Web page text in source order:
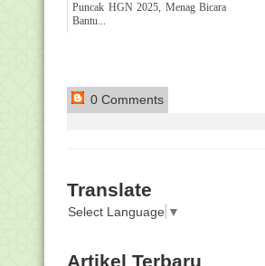
Puncak HGN 2025, Menag Bicara
Bantu...
0 Comments
Translate
Select Language ▼
Artikel Terbaru